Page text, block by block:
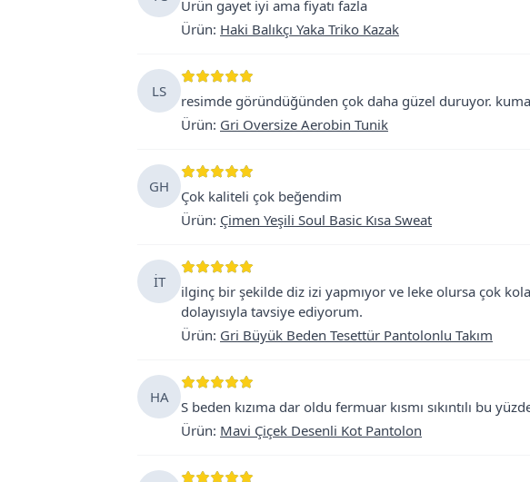
Ürün gayet iyi ama fiyatı fazla
Ürün: Haki Balıkçı Yaka Triko Kazak
LS
resimde göründüğünden çok daha güzel duruyor.
Ürün: Gri Oversize Aerobin Tunik
GH
Çok kaliteli çok beğendim
Ürün: Çimen Yeşili Soul Basic Kısa Sweat
İT
ilginç bir şekilde diz izi yapmıyor ve leke olursa çok
dolayısıyla tavsiye ediyorum.
Ürün: Gri Büyük Beden Tesettür Pantolonlu Takım
HA
S beden kızıma dar oldu fermuar kısmı sıkıntılı bu
Ürün: Mavi Çiçek Desenli Kot Pantolon